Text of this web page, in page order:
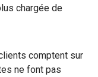
chargée de
comptent sur
ne font pas